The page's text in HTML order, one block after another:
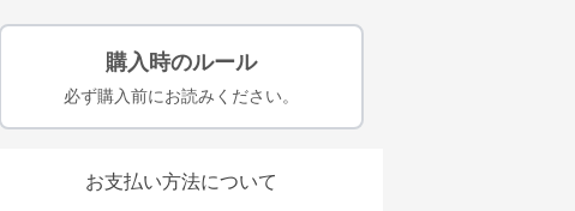
購入時のルール
必ず購入前にお読みください。
お支払い方法について